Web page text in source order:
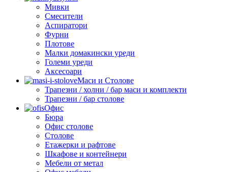
Мивки
Смесители
Аспиратори
Фурни
Плотове
Малки домакински уреди
Големи уреди
Аксесоари
Маси и Столове
Трапезни / холни / бар маси и комплекти
Трапезни / бар столове
Офис
Бюра
Офис столове
Столове
Етажерки и рафтове
Шкафове и контейнери
Мебели от метал